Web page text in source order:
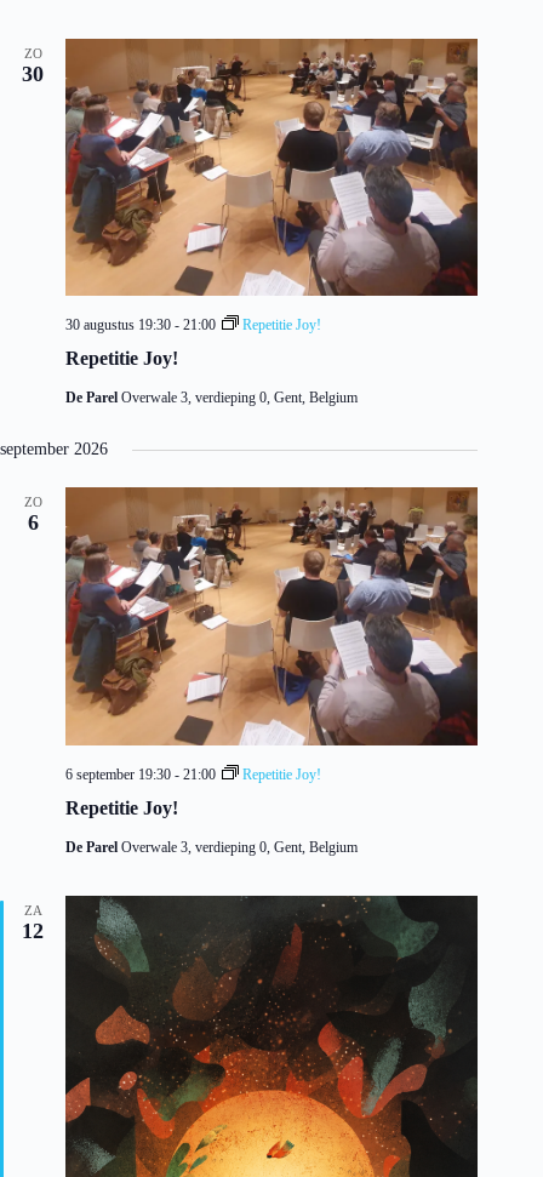
ZO
30
Repetitie Joy!
30 augustus 19:30 - 21:00 Repetitie Joy!
De Parel Overwale 3, verdieping 0, Gent, Belgium
september 2026
ZO
6
Repetitie Joy!
6 september 19:30 - 21:00 Repetitie Joy!
De Parel Overwale 3, verdieping 0, Gent, Belgium
ZA
12